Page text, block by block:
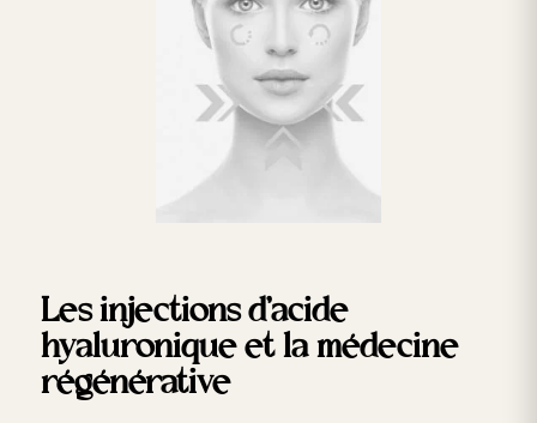
Les injections d’acide
hyaluronique et la médecine
régénérative